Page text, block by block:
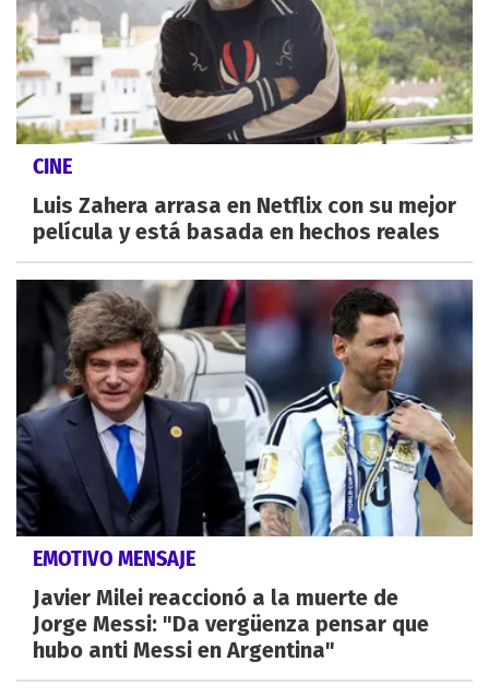
CINE
Luis Zahera arrasa en Netflix con su mejor
película y está basada en hechos reales
EMOTIVO MENSAJE
Javier Milei reaccionó a la muerte de
Jorge Messi: "Da vergüenza pensar que
hubo anti Messi en Argentina"